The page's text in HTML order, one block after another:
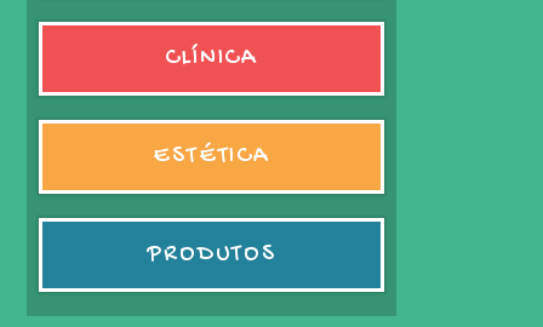
CLÍNICA
ESTÉTICA
PRODUTOS